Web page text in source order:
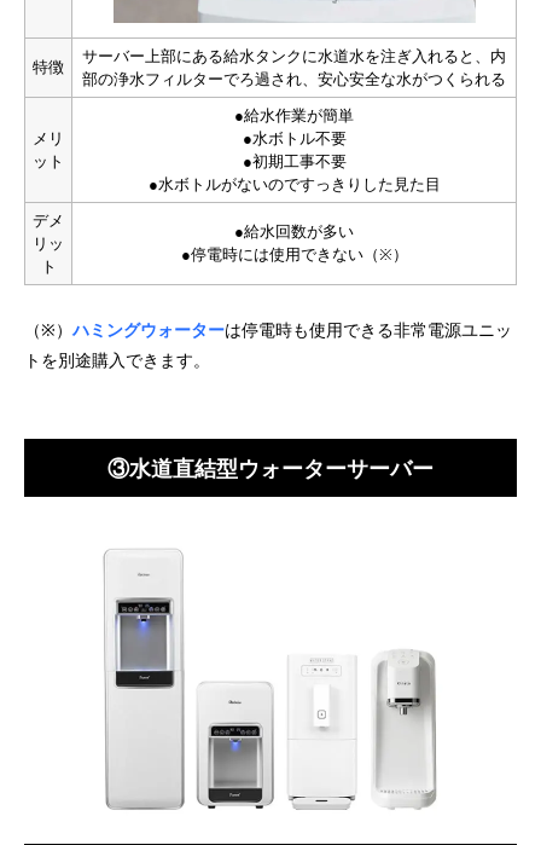
特徴
サーバー上部にある給水タンクに水道水を注ぎ入れると、内
部の浄水フィルターでろ過され、安心安全な水がつくられる
メリ
ット
●給水作業が簡単
●水ボトル不要
●初期工事不要
●水ボトルがないのですっきりした見た目
デメ
リッ
ト
●給水回数が多い
●停電時には使用できない（※）
（※）ハミングウォーターは停電時も使用できる非常電源ユニッ
トを別途購入できます。
③水道直結型ウォーターサーバー